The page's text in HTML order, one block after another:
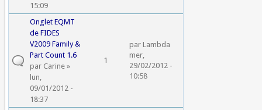
15:09
Onglet EQMT
de FIDES
V2009 Family &
Part Count 1.6
par Carine »
lun,
09/01/2012 -
18:37
1
parLambda
mer,
29/02/2012 -
10:58